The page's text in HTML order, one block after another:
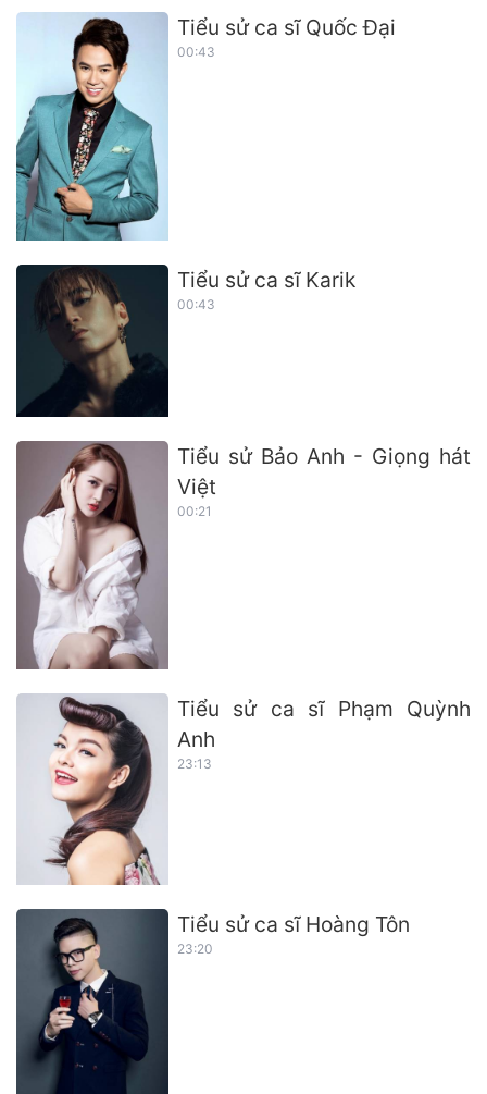
Tiểu sử ca sĩ Quốc Đại
00:43
Tiểu sử ca sĩ Karik
00:43
Tiểu sử Bảo Anh - Giọng hát
Việt
00:21
Tiểu sử ca sĩ Phạm Quỳnh
Anh
23:13
Tiểu sử ca sĩ Hoàng Tôn
23:20